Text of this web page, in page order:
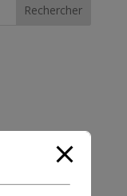
Rechercher